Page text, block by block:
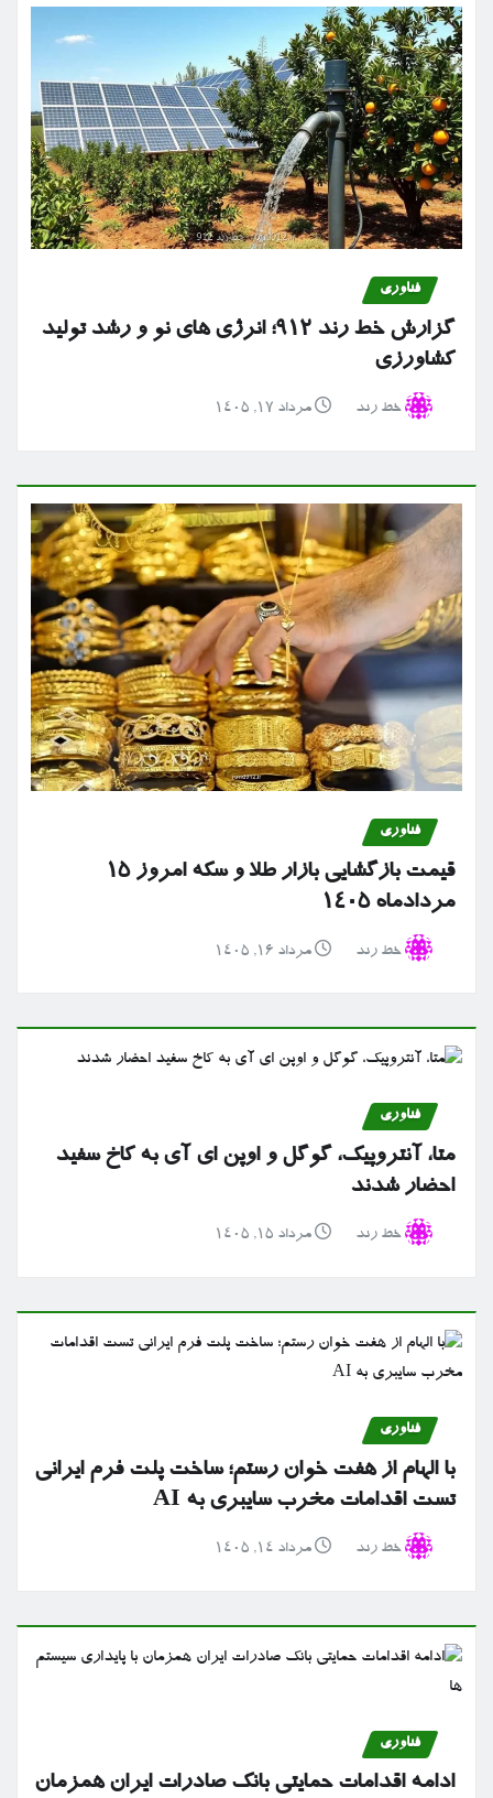
فناوری
گزارش خط رند ۹۱۲؛ انرژی های نو و رشد تولید
کشاورزی
خط رند مرداد ۱۷, ۱۴۰۵
فناوری
قیمت بازگشایی بازار طلا و سکه امروز ۱۵
مردادماه ۱۴۰۵
خط رند مرداد ۱۶, ۱۴۰۵
فناوری
متا، آنتروپیک، گوگل و اوپن ای آی به کاخ سفید
احضار شدند
خط رند مرداد ۱۵, ۱۴۰۵
فناوری
با الهام از هفت خوان رستم؛ ساخت پلت فرم ایرانی
تست اقدامات مخرب سایبری به AI
خط رند مرداد ۱۴, ۱۴۰۵
فناوری
ادامه اقدامات حمایتی بانک صادرات ایران همزمان